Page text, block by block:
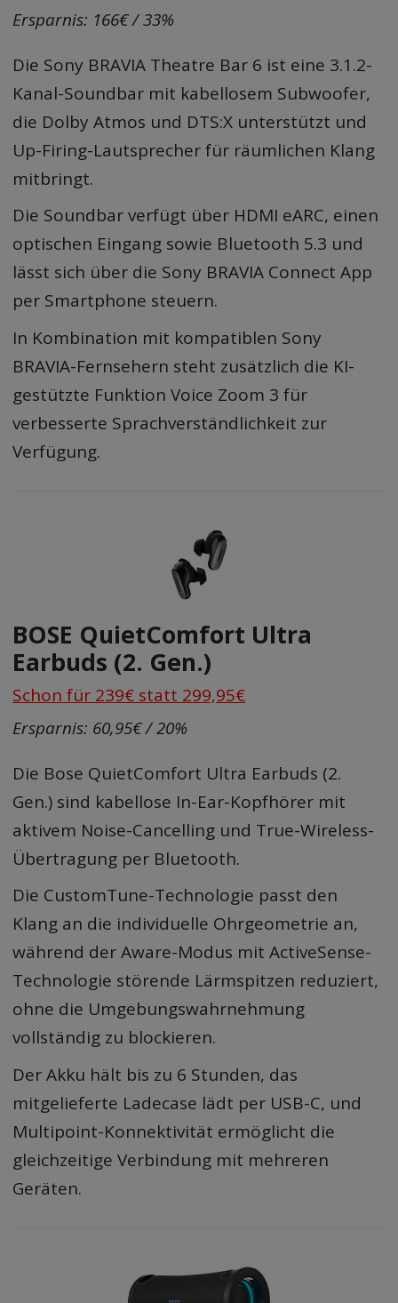
Ersparnis: 166€ / 33%
Die Sony BRAVIA Theatre Bar 6 ist eine 3.1.2-
Kanal-Soundbar mit kabellosem Subwoofer,
die Dolby Atmos und DTS:X unterstützt und
Up-Firing-Lautsprecher für räumlichen Klang
mitbringt.
Die Soundbar verfügt über HDMI eARC, einen
optischen Eingang sowie Bluetooth 5.3 und
lässt sich über die Sony BRAVIA Connect App
per Smartphone steuern.
In Kombination mit kompatiblen Sony
BRAVIA-Fernsehern steht zusätzlich die KI-
gestützte Funktion Voice Zoom 3 für
verbesserte Sprachverständlichkeit zur
Verfügung.
BOSE QuietComfort Ultra
Earbuds (2. Gen.)
Schon für 239€ statt 299,95€
Ersparnis: 60,95€ / 20%
Die Bose QuietComfort Ultra Earbuds (2.
Gen.) sind kabellose In-Ear-Kopfhörer mit
aktivem Noise-Cancelling und True-Wireless-
Übertragung per Bluetooth.
Die CustomTune-Technologie passt den
Klang an die individuelle Ohrgeometrie an,
während der Aware-Modus mit ActiveSense-
Technologie störende Lärmspitzen reduziert,
ohne die Umgebungswahrnehmung
vollständig zu blockieren.
Der Akku hält bis zu 6 Stunden, das
mitgelieferte Ladecase lädt per USB-C, und
Multipoint-Konnektivität ermöglicht die
gleichzeitige Verbindung mit mehreren
Geräten.